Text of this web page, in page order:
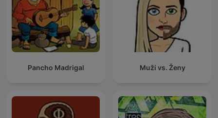
Pancho Madrigal Muži vs. Ženy